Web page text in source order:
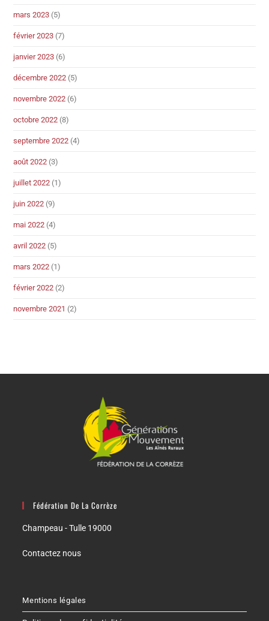
mars 2023 (5)
février 2023 (7)
janvier 2023 (6)
décembre 2022 (5)
novembre 2022 (6)
octobre 2022 (8)
septembre 2022 (4)
août 2022 (3)
juillet 2022 (1)
juin 2022 (9)
mai 2022 (4)
avril 2022 (5)
mars 2022 (1)
février 2022 (2)
novembre 2021 (2)
Fédération De La Corrèze
Champeau - Tulle 19000
Contactez nous
Mentions légales